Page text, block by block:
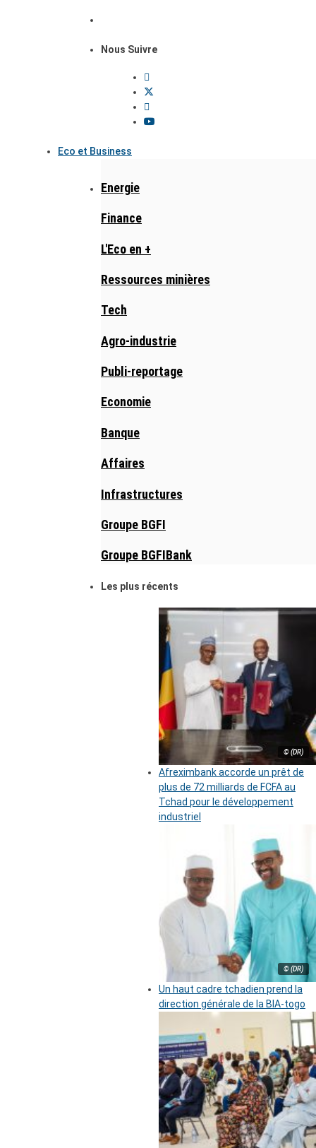
Nous Suivre
Eco et Business
Energie
Finance
L'Eco en +
Ressources minières
Tech
Agro-industrie
Publi-reportage
Economie
Banque
Affaires
Infrastructures
Groupe BGFI
Groupe BGFIBank
Les plus récents
© (DR)
Afreximbank accorde un prêt de
plus de 72 milliards de FCFA au
Tchad pour le développement
industriel
© (DR)
Un haut cadre tchadien prend la
direction générale de la BIA-togo